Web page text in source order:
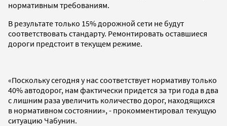
нормативным требованиям.
В результате только 15% дорожной сети не будут
соответствовать стандарту. Ремонтировать оставшиеся
дороги предстоит в текущем режиме.
«Поскольку сегодня у нас соответствует нормативу только
40% автодорог, нам фактически придется за три года в два
с лишним раза увеличить количество дорог, находящихся
в нормативном состоянии», - прокомментировал текущую
ситуацию Чабунин.